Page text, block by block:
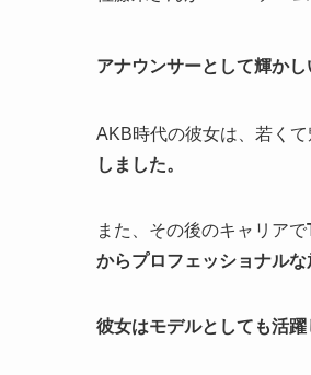
アナウンサーとして輝か
AKB時代の彼女は、若く
しました。
また、その後のキャリアで
からプロフェッショナル
彼女はモデルとしても活